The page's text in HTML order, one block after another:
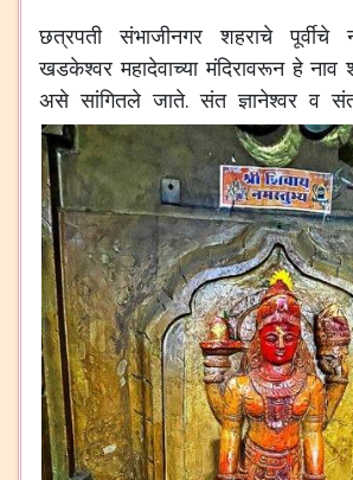
छत्रपती
संभाजीनगर शहराचे पूर्वीचे
खडकेश्वर महादेवाच्या मंदिरावरून हे नाव
असे सांगितले जाते. संत ज्ञानेश्वर व